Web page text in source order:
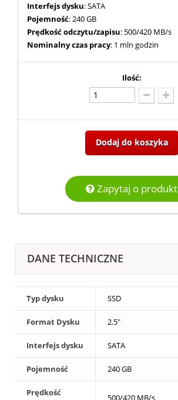
Interfejs dysku: SATA
Pojemność: 240 GB
Prędkość odczytu/zapisu: 500/420 MB/s
Nominalny czas pracy: 1 mln godzin
Ilość:
Dodaj do koszyka
Zapytaj o produkt
DANE TECHNICZNE
Typ dysku SSD
Format Dysku 2.5"
Interfejs dysku SATA
Pojemność 240 GB
Prędkość
500/420 MB/s